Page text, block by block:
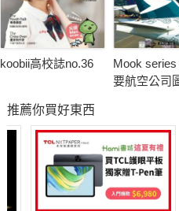
從早餐開始，旅行可以很簡單！
█特別報導 Special Report
中歐旅遊新浪潮-V4
捷克─承載文人的反叛，波蘭─連
斯洛伐克─令人嚮往的獨立精神
還等什麼？立即整裝，中歐的
koobii高校誌no.36
Mook
要航空公司
推薦你買好東西